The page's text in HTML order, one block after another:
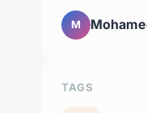
M
TAGS